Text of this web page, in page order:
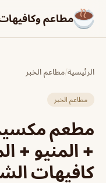
مطاعم
الرئيسية/مطاعم الخبر
مطاعم الخبر
+ المنيو +
كافيهات